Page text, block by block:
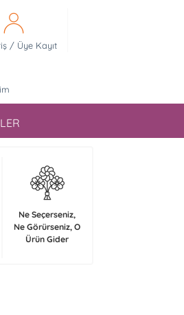
/ Üye Kayıt
Ne Seçerseniz,
Ne Görürseniz, O
Ürün Gider